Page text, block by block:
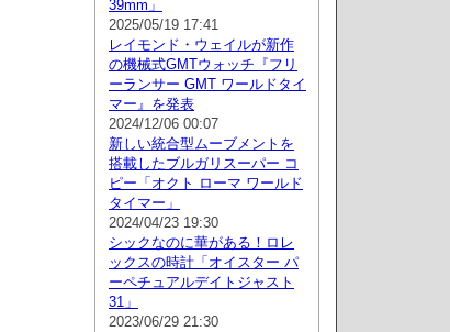
39mm」
2025/05/19 17:41
レイモンド・ウェイルが新作
の機械式GMTウォッチ『フリ
ーランサー GMT ワールドタイ
マー』を発表
2024/12/06 00:07
新しい統合型ムーブメントを
搭載したブルガリスーパー コ
ピー「オクト ローマ ワールド
タイマー」
2024/04/23 19:30
シックなのに華がある！ロレ
ックスの時計「オイスター パ
ーペチュアルデイトジャスト
31」
2023/06/29 21:30